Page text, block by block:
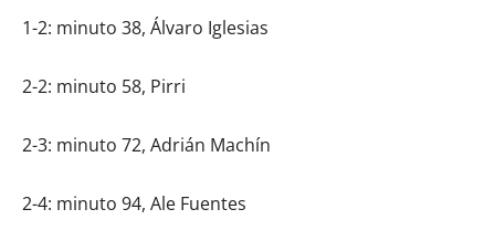
1-2: minuto 38, Álvaro Iglesias
2-2: minuto 58, Pirri
2-3: minuto 72, Adrián Machín
2-4: minuto 94, Ale Fuentes